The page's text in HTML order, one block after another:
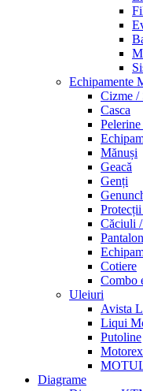
Echipamente
Cizme /
Casca
Mănuși
Geacă
Genți
Căciuli
Cotiere
Combo
Uleiuri
Avista
Liqui
Putoline
Motorex
Diagrame